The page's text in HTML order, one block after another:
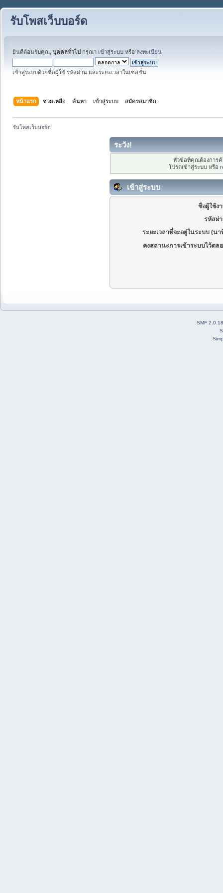
รับโพสเว็บบอร์ด
ยินดีต้อนรับคุณ, บุคคลทั่วไป กรุณา เข้าสู่ระบบ หรือ ลงทะเบียน
เข้าสู่ระบบด้วยชื่อผู้ใช้ รหัสผ่าน และระยะเวลาในเซสชั่น
หน้าแรก ช่วยเหลือ ค้นหา เข้าสู่ระบบ สมัครสมาชิก
รับโพสเว็บบอร์ด
ระวัง!
หัวข้อที่คุณต้องการ
โปรดเข้าสู่ระบบ หรือ
เข้าสู่ระบบ
ชื่อผู้ใช้ง
รหัสผ่
ระยะเวลาที่จะอยู่ในระบบ (นา
คงสถานะการเข้าระบบไว้ตล
SMF 2.0.18